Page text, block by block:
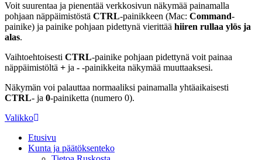
Voit suurentaa ja pienentää verkkosivun näkymää painamalla
pohjaan näppäimistöstä CTRL-painikkeen (Mac: Command-
painike) ja painike pohjaan pidettynä vierittää hiiren rullaa ylös ja
alas.
Vaihtoehtoisesti CTRL-painike pohjaan pidettynä voit painaa
näppäimistöltä + ja - -painikkeita näkymää muuttaaksesi.
Näkymän voi palauttaa normaaliksi painamalla yhtäaikaisesti
CTRL- ja 0-painiketta (numero 0).
Valikko
Etusivu
Kunta ja päätöksenteko